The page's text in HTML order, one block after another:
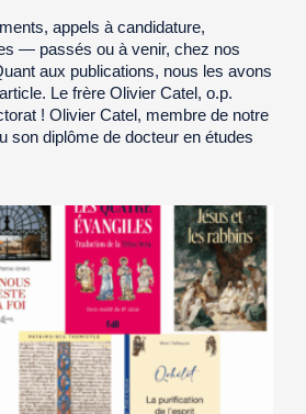
appels à candidature,
— passés ou à venir, chez nos
aux publications, nous les avons
Le frère Olivier Catel, o.p.
! Olivier Catel, membre de notre
son diplôme de docteur en études